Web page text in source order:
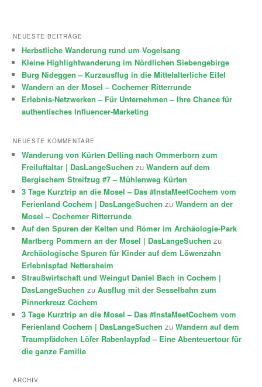
NEUESTE BEITRÄGE
Herbstliche Wanderung rund um Vogelsang
Kleine Highlightwanderung im Nördlichen Siebengebirge
Burg Nideggen – Kurzausflug in die Mittelalterliche Eifel
Wandern an der Mosel – Cochemer Ritterrunde
Erlebnis-Netzwerken – Für Unternehmen – Ihre Chance für
authentisches Influencer-Marketing
NEUESTE KOMMENTARE
Wanderung von Kürten Delling nach Ommerborn zum
Freiluftaltar | DasLangeSuchen zuWandern auf dem
Bergischem Streifzug #7 – Mühlenweg Kürten
3 Tage Kurztrip an die Mosel – Das #InstaMeetCochem vom
Ferienland Cochem | DasLangeSuchen zuWandern an der
Mosel – Cochemer Ritterrunde
Auf den Spuren der Kelten und Römer im Archäologie-Park
Martberg Pommern an der Mosel | DasLangeSuchen zu
Archäologische Spuren für Kinder auf dem Löwenzahn
Erlebnispfad Nettersheim
Straußwirtschaft und Weingut Daniel Bach in Cochem |
DasLangeSuchen zuAusflug mit der Sesselbahn zum
Pinnerkreuz Cochem
3 Tage Kurztrip an die Mosel – Das #InstaMeetCochem vom
Ferienland Cochem | DasLangeSuchen zuWandern auf dem
Traumpfädchen Löfer Rabenlaypfad – Eine Abenteuertour für
die ganze Familie
ARCHIV